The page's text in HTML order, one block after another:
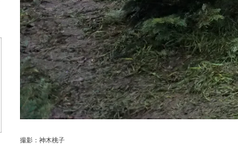
撮影：神木桃子